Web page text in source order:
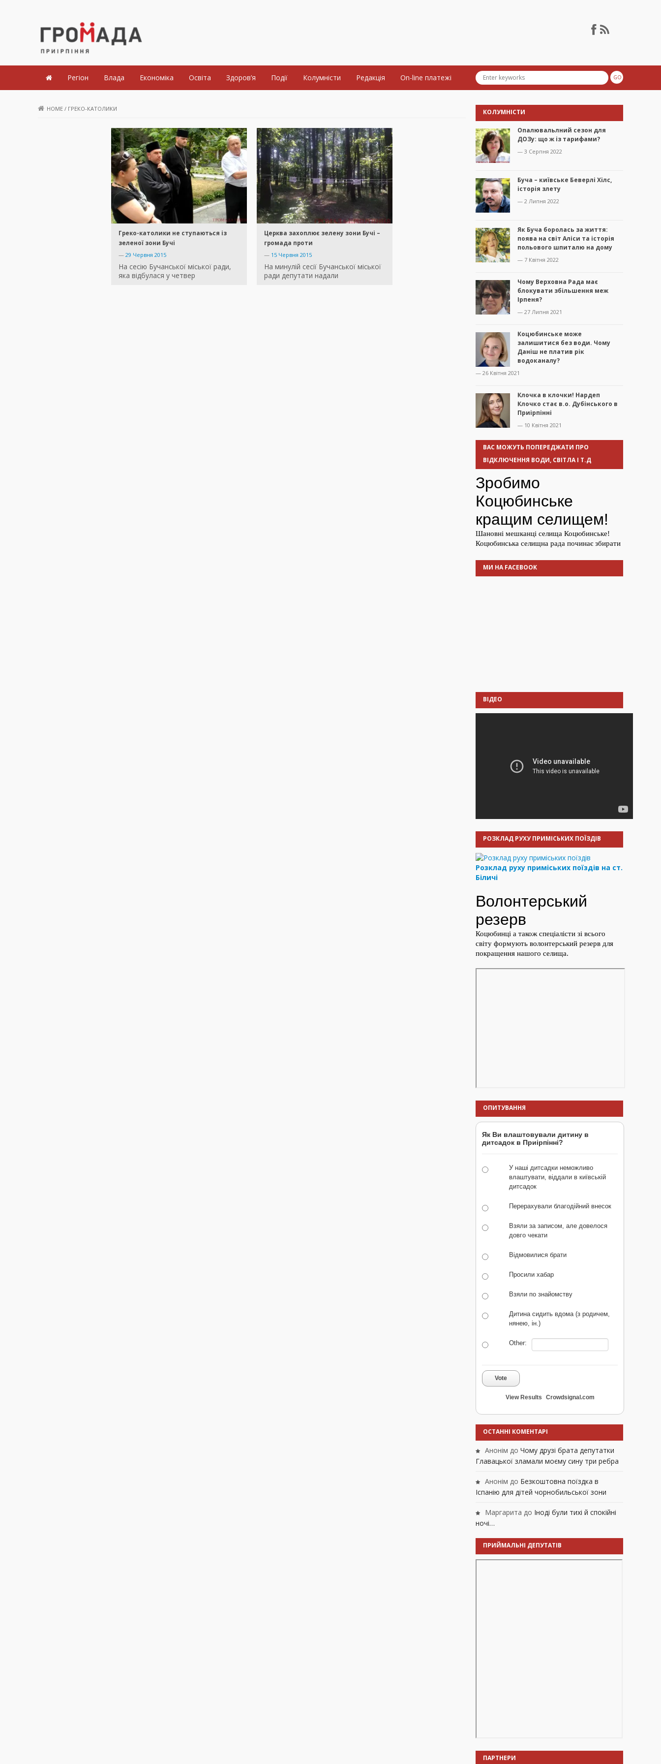
Громада Приірпіння
Регіон Влада Економіка Освіта Здоров’я Події Колумністи Редакція On-line платежі
HOME / ГРЕКО-КАТОЛИКИ
Греко-католики не ступаються із
зеленої зони Бучі
— 29 Червня 2015
На сесію Бучанської міської ради,
яка відбулася у четвер
Церква захоплює зелену зони Бучі –
громада проти
— 15 Червня 2015
На минулій сесії Бучанської міської
ради депутати надали
КОЛУМНІСТИ
Опалювальлний сезон для
ДОЗу: що ж із тарифами?
— 3 Серпня 2022
Буча – київське Беверлі Хілс,
історія злету
— 2 Липня 2022
Як Буча боролась за життя:
поява на світ Аліси та історія
польового шпиталю на дому
— 7 Квітня 2022
Чому Верховна Рада має
блокувати збільшення меж
Ірпеня?
— 27 Липня 2021
Коцюбинське може
залишитися без води. Чому
Даніш не платив рік
водоканалу?
— 26 Квітня 2021
Клочка в клочки! Нардеп
Клочко стає в.о. Дубінського в
Приірпінні
— 10 Квітня 2021
ВАС МОЖУТЬ ПОПЕРЕДЖАТИ ПРО
ВІДКЛЮЧЕННЯ ВОДИ, СВІТЛА І Т.Д
МИ НА FACEBOOK
ВІДЕО
РОЗКЛАД РУХУ ПРИМІСЬКИХ ПОЇЗДІВ
Розклад руху приміських поїздів на ст.
Біличі
ОПИТУВАННЯ
Як Ви влаштовували дитину в
дитсадок в Приірпінні?
У наші дитсадки неможливо
влаштувати, віддали в київській
дитсадок
Перерахували благодійний внесок
Взяли за записом, але довелося
довго чекати
Відмовилися брати
Просили хабар
Взяли по знайомству
Дитина сидить вдома (з родичем,
нянею, ін.)
Other:
Vote
View Results Crowdsignal.com
ОСТАННІ КОМЕНТАРІ
Анонім до Чому друзі брата депутатки
Главацької зламали моєму сину три ребра
Анонім до Безкоштовна поїздка в
Іспанію для дітей чорнобильської зони
Маргарита до Іноді були тихі й спокійні
ночі…
ПРИЙМАЛЬНІ ДЕПУТАТІВ
ПАРТНЕРИ